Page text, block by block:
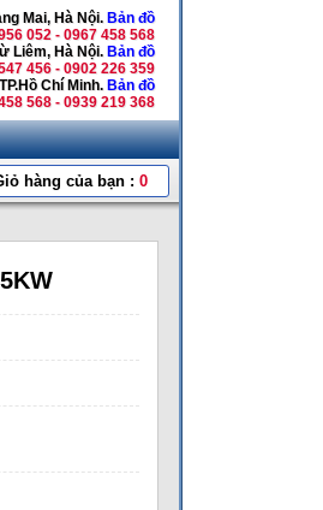
Mai, Hà Nội. Bản đồ
052 - 0967 458 568
Liêm, Hà Nội. Bản đồ
456 - 0902 226 359
Chí Minh. Bản đồ
568 - 0939 219 368
hàng của bạn : 0